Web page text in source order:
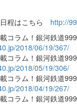
程はこちら http://
コラム！銀河鉄道
2018/06/19/367/
コラム！銀河鉄道
2018/05/19/306/
コラム！銀河鉄道
2018/04/19/267/
コラム！銀河鉄道